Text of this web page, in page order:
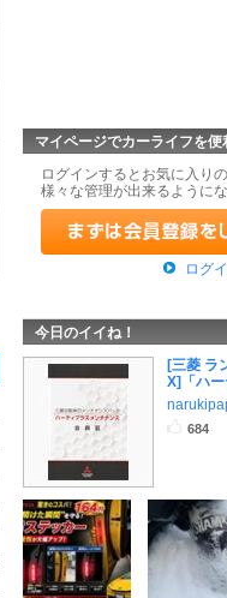
マイページでカーライフを便
ログインするとお気に入り
様々な管理が出来るように
ログ
今日のイイね！
[三菱 ラ
X]「ハー
684